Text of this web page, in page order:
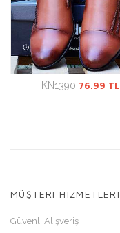
KN1390 76.99 TL
MÜŞTERI HIZMETLERI
Güvenli Alışveriş